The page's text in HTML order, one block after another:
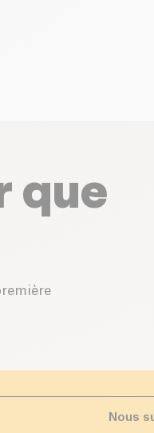
que
Nous